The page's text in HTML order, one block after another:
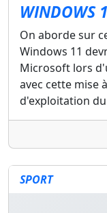
WINDOWS
On aborde sur
Windows 11
Microsoft lors
avec cette mise
d'exploitation
SPORT